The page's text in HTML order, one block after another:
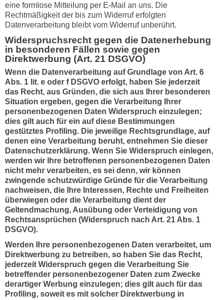
eine formlose Mitteilung per E-Mail an uns. Die
Rechtmäßigkeit der bis zum Widerruf erfolgten
Datenverarbeitung bleibt vom Widerruf unberührt.
Widerspruchsrecht gegen die Datenerhebung
in besonderen Fällen sowie gegen
Direktwerbung (Art. 21 DSGVO)
Wenn die Datenverarbeitung auf Grundlage von Art. 6
Abs. 1 lit. e oder f DSGVO erfolgt, haben Sie jederzeit
das Recht, aus Gründen, die sich aus Ihrer besonderen
Situation ergeben, gegen die Verarbeitung Ihrer
personenbezogenen Daten Widerspruch einzulegen;
dies gilt auch für ein auf diese Bestimmungen
gestütztes Profiling. Die jeweilige Rechtsgrundlage, auf
denen eine Verarbeitung beruht, entnehmen Sie dieser
Datenschutzerklärung. Wenn Sie Widerspruch einlegen,
werden wir Ihre betroffenen personenbezogenen Daten
nicht mehr verarbeiten, es sei denn, wir können
zwingende schutzwürdige Gründe für die Verarbeitung
nachweisen, die Ihre Interessen, Rechte und Freiheiten
überwiegen oder die Verarbeitung dient der
Geltendmachung, Ausübung oder Verteidigung von
Rechtsansprüchen (Widerspruch nach Art. 21 Abs. 1
DSGVO).
Werden Ihre personenbezogenen Daten verarbeitet, um
Direktwerbung zu betreiben, so haben Sie das Recht,
jederzeit Widerspruch gegen die Verarbeitung Sie
betreffender personenbezogener Daten zum Zwecke
derartiger Werbung einzulegen; dies gilt auch für das
Profiling, soweit es mit solcher Direktwerbung in